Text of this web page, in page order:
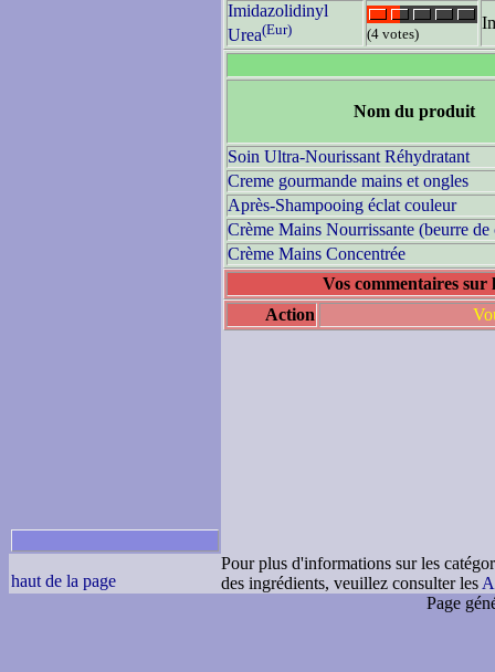
Imidazolidinyl
Urea(Eur) (4 votes)
Nom du produit
Soin Ultra-Nourissant Réhydratant
Creme gourmande mains et ongles
Après-Shampooing éclat couleur
Crème Mains Nourrissante (beurre de
Crème Mains Concentrée
Vos commentaires
Action
haut de la page
Pour plus d'informations sur les
des ingrédients, veuillez consulter les
Page